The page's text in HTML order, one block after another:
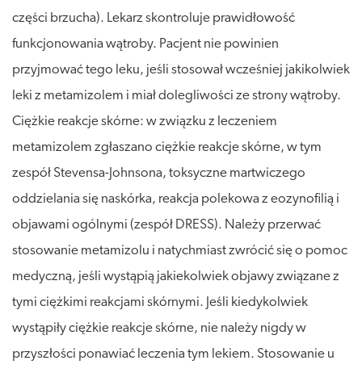
części brzucha). Lekarz skontroluje prawidłowość
funkcjonowania wątroby. Pacjent nie powinien
przyjmować tego leku, jeśli stosował wcześniej jakikolwiek
leki z metamizolem i miał dolegliwości ze strony wątroby.
Ciężkie reakcje skórne: w związku z leczeniem
metamizolem zgłaszano ciężkie reakcje skórne, w tym
zespół Stevensa-Johnsona, toksyczne martwiczego
oddzielania się naskórka, reakcja polekowa z eozynofilią i
objawami ogólnymi (zespół DRESS). Należy przerwać
stosowanie metamizolu i natychmiast zwrócić się o pomoc
medyczną, jeśli wystąpią jakiekolwiek objawy związane z
tymi ciężkimi reakcjami skórnymi. Jeśli kiedykolwiek
wystąpiły ciężkie reakcje skórne, nie należy nigdy w
przyszłości ponawiać leczenia tym lekiem. Stosowanie u